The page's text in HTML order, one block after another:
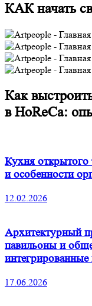
КАК начать
Как
в HoReCa:
Кухня открытого
и особенности
12.02.2026
Архитектурный
павильоны и
17.06.2026